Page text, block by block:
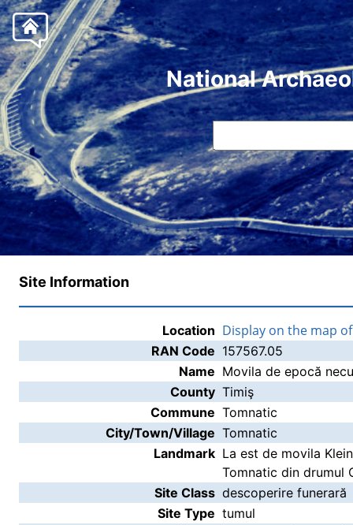
National
Site Information
Location Display on the map
RAN Code 157567.05
Name Movila de epocă
County Timiş
Commune Tomnatic
City/Town/Village Tomnatic
Landmark La est de movila
Tomnatic din drumul
Site Class descoperire funerară
Site Type tumul